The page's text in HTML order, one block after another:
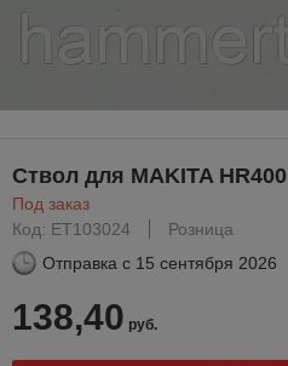
Ствол для MAKITA
Под заказ
Код: ET103024
Розница
Отправка с 15 сентября 2026
138,40 руб.